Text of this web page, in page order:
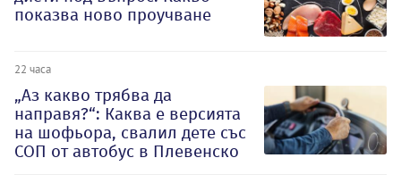
показва ново проучване
22 часа
„Аз какво трябва да
направя?“: Каква е версията
на шофьора, свалил дете със
СОП от автобус в Плевенско